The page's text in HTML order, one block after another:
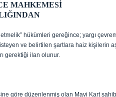
MAHKEMESİ
hükümleri gereğince; yargı
ve belirtilen şartlara haiz kişilerin
gerektiği ilan olunur.
göre düzenlenmiş olan Mavi Kart